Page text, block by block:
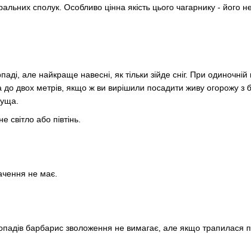
сполук. Особливо цінна якість цього чагарнику - його
але найкраще навесні, як тільки зійде сніг. При одиночній
до двох метрів, якщо ж ви вирішили посадити живу огорожу з
або півтінь.
не має.
барбарис зволоження не вимагає, але якщо трапилася